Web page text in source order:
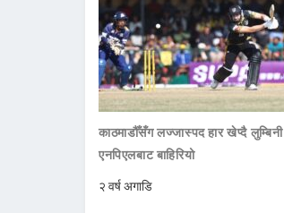
काठमाडौँसँग लज्जास्पद हार खेप्दै लुम्बिनी
एनपिएलबाट बाहिरियो
२ वर्ष अगाडि